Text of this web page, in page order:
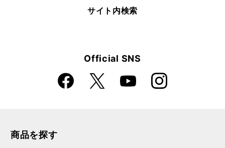
サイト内検索
Official SNS
Faceboo
k
X YouTube Instagra
m
商品を探す